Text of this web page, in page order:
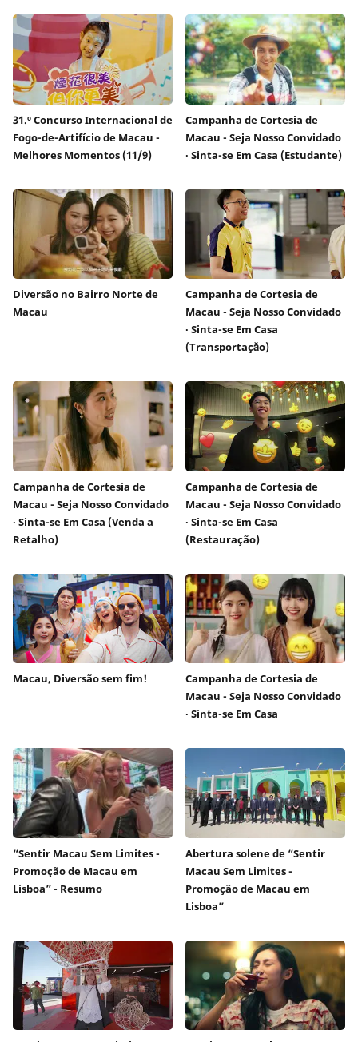
31.º Concurso Internacional de
Fogo-de-Artifício de Macau -
Melhores Momentos (11/9)
Campanha de Cortesia de
Macau - Seja Nosso Convidado
∙ Sinta-se Em Casa (Estudante)
Diversão no Bairro Norte de
Macau
Campanha de Cortesia de
Macau - Seja Nosso Convidado
∙ Sinta-se Em Casa
(Transportaçăo)
Campanha de Cortesia de
Macau - Seja Nosso Convidado
∙ Sinta-se Em Casa (Venda a
Retalho)
Campanha de Cortesia de
Macau - Seja Nosso Convidado
∙ Sinta-se Em Casa
(Restauração)
Macau, Diversão sem fim!
Campanha de Cortesia de
Macau - Seja Nosso Convidado
∙ Sinta-se Em Casa
“Sentir Macau Sem Limites -
Promoção de Macau em
Lisboa” - Resumo
Abertura solene de “Sentir
Macau Sem Limites -
Promoção de Macau em
Lisboa”